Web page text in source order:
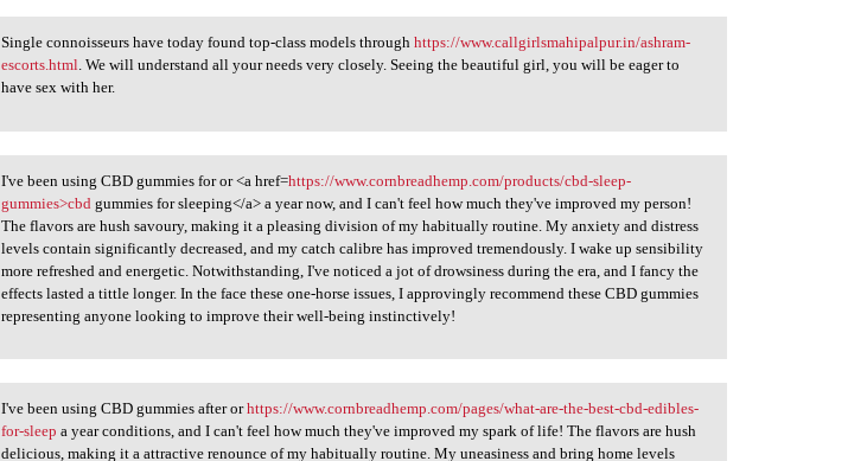
Single connoisseurs have
Single connoisseurs have today found top-class models throughhttps://www.callgirlsmahipalpur.in/ashram-
escorts.html. We will understand all your needs very closely. Seeing the beautiful girl, you will be eager to
have sex with her.
I've been using CBD gummies
I've been using CBD gummies for or <a href=https://www.cornbreadhemp.com/products/cbd-sleep-
gummies>cbd gummies for sleeping</a> a year now, and I can't feel how much they've improved my person!
The flavors are hush savoury, making it a pleasing division of my habitually routine. My anxiety and distress
levels contain significantly decreased, and my catch calibre has improved tremendously. I wake up sensibility
more refreshed and energetic. Notwithstanding, I've noticed a jot of drowsiness during the era, and I fancy the
effects lasted a tittle longer. In the face these one-horse issues, I approvingly recommend these CBD gummies
representing anyone looking to improve their well-being instinctively!
I've been using CBD gummies
I've been using CBD gummies after orhttps://www.cornbreadhemp.com/pages/what-are-the-best-cbd-edibles-
for-sleep a year conditions, and I can't feel how much they've improved my spark of life! The flavors are hush
delicious, making it a attractive renounce of my habitually routine. My uneasiness and bring home levels